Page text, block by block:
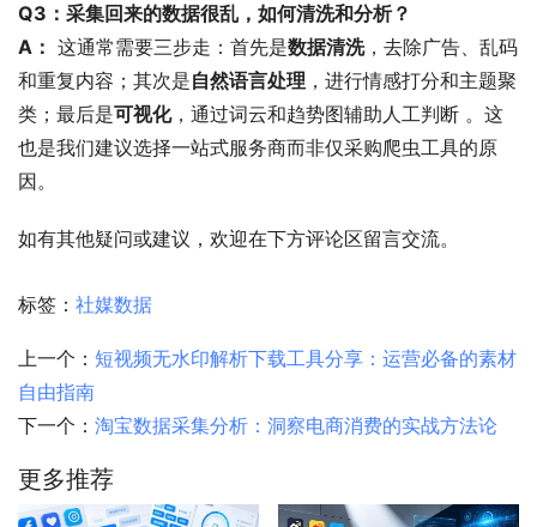
Q3：采集回来的数据很乱，如何清洗和分析？
A： 这通常需要三步走：首先是数据清洗，去除广告、乱码
和重复内容；其次是自然语言处理 ，进行情感打分和主题聚
类；最后是可视化，通过词云和趋势图辅助人工判断 。这
也是我们建议选择一站式服务商而非仅采购爬虫工具的原
因。
如有其他疑问或建议，欢迎在下方评论区留言交流。
标签： 社媒数据
上一个： 短视频无水印解析下载工具分享：运营必备的素材
自由指南
下一个： 淘宝数据采集分析：洞察电商消费的实战方法论
更多推荐